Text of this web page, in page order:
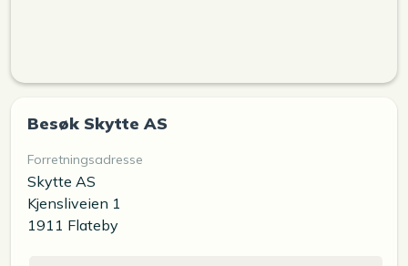
Besøk Skytte AS
Forretningsadresse
Skytte AS
Kjensliveien 1
1911 Flateby